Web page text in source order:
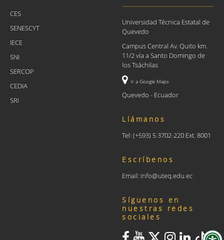
CES
SENESCYT
IECE
SNI
SERCOP
CEDIA
SRI
Universidad Técnica Estatal de
Quevedo
Campus Central Av. Quito km.
11/2 vía a Santo Domingo de
los Tsáchilas
Ir a Google Maps
Quevedo - Ecuador
Llámanos
Tel: (+593) 5 3702-220 Ext. 8001
Escríbenos
Email: info@uteq.edu.ec
Síguenos en
nuestras redes
sociales